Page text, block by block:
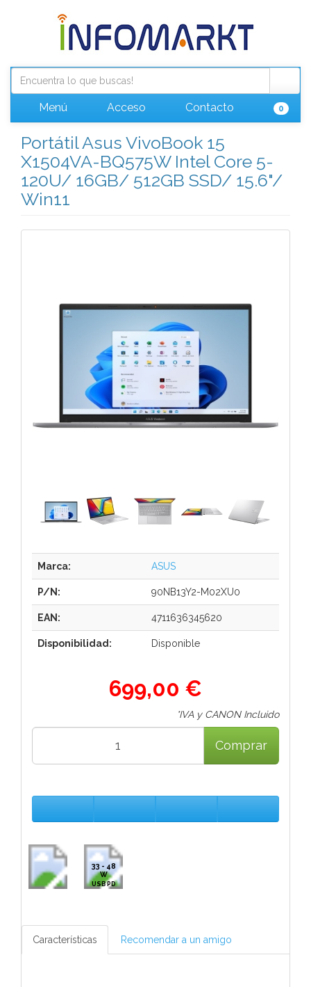
Menú Acceso Contacto 0
Portátil Asus VivoBook 15
X1504VA-BQ575W Intel Core 5-
120U/ 16GB/ 512GB SSD/ 15.6"/
Win11
Marca: ASUS
P/N: 90NB13Y2-M02XU0
EAN: 4711636345620
Disponibilidad: Disponible
699,00 €
*IVA y CANON Incluido
Comprar
33 - 48
W
USB PD
Características Recomendar a un amigo